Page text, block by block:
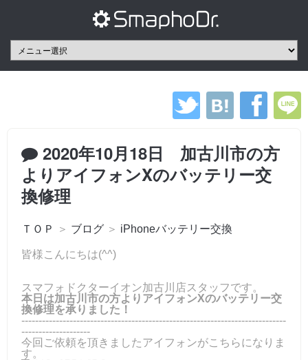
2020年10月18日 加古川市の方
よりアイフォンXのバッテリー交
換修理
ＴＯＰ ＞ ブログ ＞ iPhoneバッテリー交換
皆様こんにちは(^^)
スマフォドクターイオン加古川店スタッフです。
本日は加古川市の方よりアイフォンXのバッテリー交
換修理を承りました！
-----------------------------------------------------------------------------
--------------------
今回ご依頼を頂きましたアイフォンがこちらになりま
す。